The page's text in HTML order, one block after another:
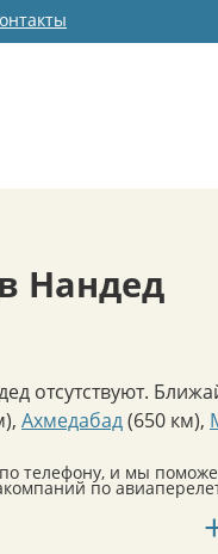
Нандед
отсутствуют.
, Ахмедабад(650 км),
телефону, и мы
по